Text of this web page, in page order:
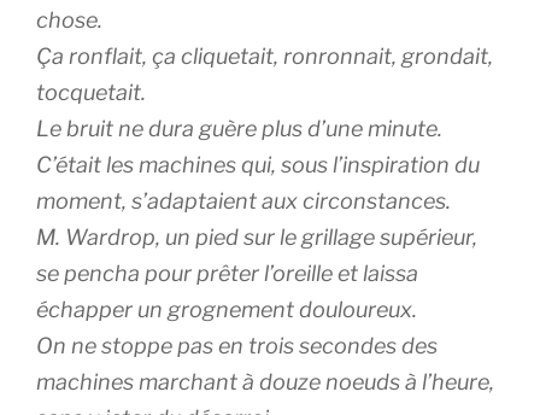
chose.
Ça ronflait, ça cliquetait, ronronnait, grondait,
tocquetait.
Le bruit ne dura guère plus d’une minute.
C’était les machines qui, sous l’inspiration du
moment, s’adaptaient aux circonstances.
M. Wardrop, un pied sur le grillage supérieur,
se pencha pour prêter l’oreille et laissa
échapper un grognement douloureux.
On ne stoppe pas en trois secondes des
machines marchant à douze noeuds à l’heure,